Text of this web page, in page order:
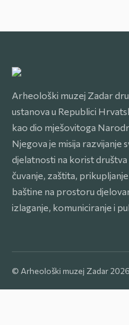
Arheološki muzej Zadar
ustanova u Republici
kao dio mješovitoga
Njegova je misija razvijanje
djelatnosti na korist
čuvanje, zaštita,
baštine na prostoru
izlaganje, komuniciranje i
© Arheološki muzej Zadar